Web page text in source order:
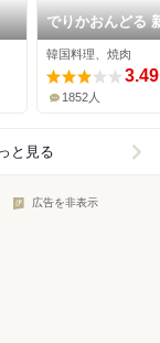
でりかおんどる
久保本店
韓国料理、焼肉
3.49
1852人
と見る
広告を非表示